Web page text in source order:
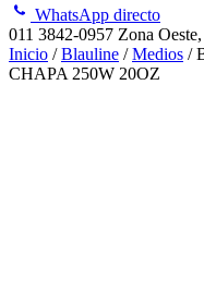
WhatsApp directo
011 3842-0957 Zona
Inicio /Blauline /Medios /
CHAPA 250W 20OZ